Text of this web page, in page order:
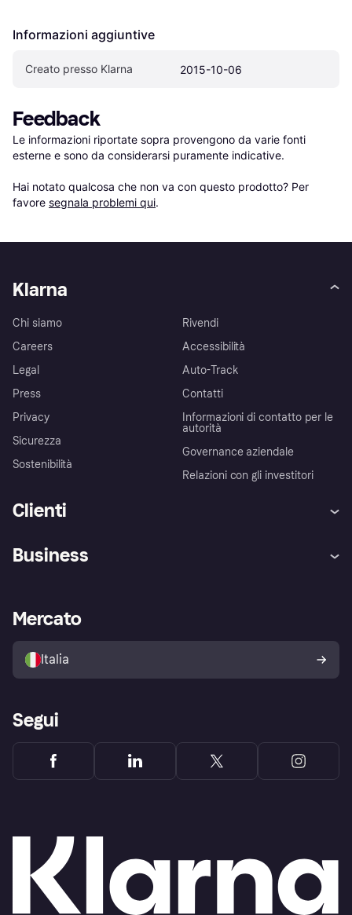
Informazioni aggiuntive
Creato presso Klarna 2015-10-06
Feedback
Le informazioni riportate sopra provengono da varie fonti
esterne e sono da considerarsi puramente indicative.
Hai notato qualcosa che non va con questo prodotto? Per
favore segnala problemi qui.
Klarna
Chi siamo
Careers
Legal
Press
Privacy
Sicurezza
Sostenibilità
Rivendi
Accessibilità
Auto-Track
Contatti
Informazioni di contatto per le
autorità
Governance aziendale
Relazioni con gli investitori
Clienti
Esplora i negozi
Politica di protezione
dell'acquirente Klarna
Business
Accesso aziende
Mercato
Italia
Segui